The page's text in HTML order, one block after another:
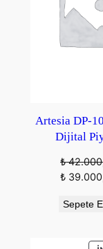
Artesia DP-
Dijital
₺
Orijinal
₺
₺
Sepete